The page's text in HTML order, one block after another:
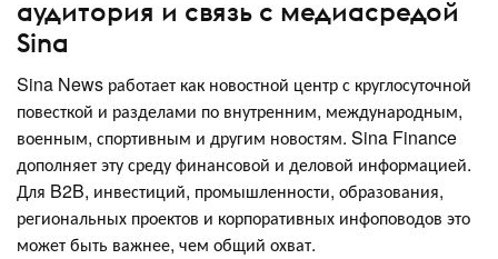
аудитория и связь с медиасредой
Sina
Sina News работает как новостной центр с круглосуточной
повесткой и разделами по внутренним, международным,
военным, спортивным и другим новостям. Sina Finance
дополняет эту среду финансовой и деловой информацией.
Для B2B, инвестиций, промышленности, образования,
региональных проектов и корпоративных инфоповодов это
может быть важнее, чем общий охват.